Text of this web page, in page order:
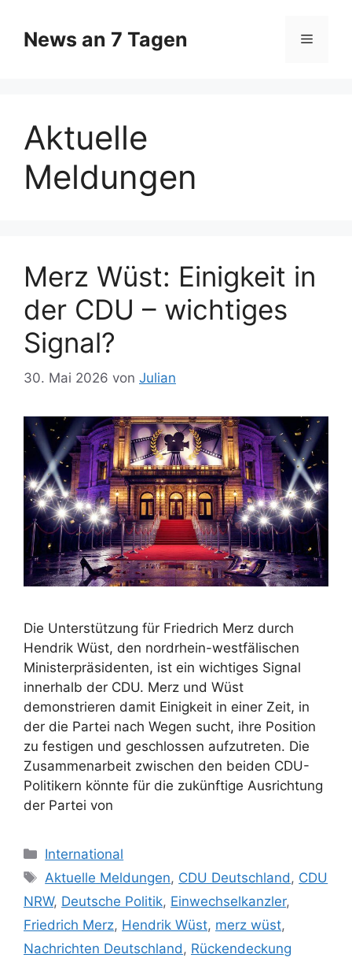
Inhalt
springen
News an 7 Tagen Menü
Aktuelle
Meldungen
Merz Wüst: Einigkeit in
der CDU – wichtiges
Signal?
30. Mai 2026 von Julian
Die Unterstützung für Friedrich Merz durch
Hendrik Wüst, den nordrhein-westfälischen
Ministerpräsidenten, ist ein wichtiges Signal
innerhalb der CDU. Merz und Wüst
demonstrieren damit Einigkeit in einer Zeit, in
der die Partei nach Wegen sucht, ihre Position
zu festigen und geschlossen aufzutreten. Die
Zusammenarbeit zwischen den beiden CDU-
Politikern könnte für die zukünftige Ausrichtung
der Partei von
Kategorien
International
Schlagwörter
Aktuelle Meldungen, CDU Deutschland, CDU
NRW, Deutsche Politik, Einwechselkanzler,
Friedrich Merz, Hendrik Wüst, merz wüst,
Nachrichten Deutschland, Rückendeckung